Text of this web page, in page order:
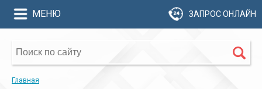
МЕНЮ ЗАПРОС ОНЛАЙН
Главная